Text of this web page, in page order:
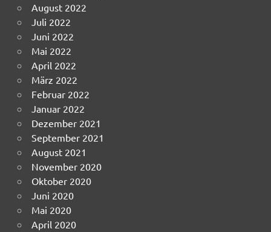
August 2022
Juli 2022
Juni 2022
Mai 2022
April 2022
März 2022
Februar 2022
Januar 2022
Dezember 2021
September 2021
August 2021
November 2020
Oktober 2020
Juni 2020
Mai 2020
April 2020